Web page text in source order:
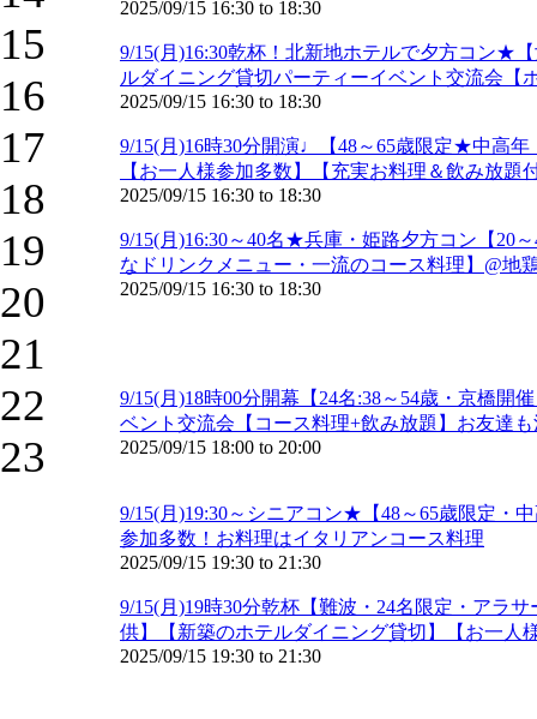
15
16
17
18
19
20
21
22
23
2025/09/15 16:30 to 18:30
9/15(月)16:30乾杯！北新地ホテルで夕方コン★
ルダイニング貸切パーティーイベント交流会【
2025/09/15 16:30 to 18:30
9/15(月)16時30分開演♩【48～65歳限定★中高
【お一人様参加多数】【充実お料理＆飲み放題
2025/09/15 16:30 to 18:30
9/15(月)16:30～40名★兵庫・姫路夕方コン【20
なドリンクメニュー・一流のコース料理】@地
2025/09/15 16:30 to 18:30
9/15(月)18時00分開幕【24名:38～54歳・京橋
ベント交流会【コース料理+飲み放題】お友達
2025/09/15 18:00 to 20:00
9/15(月)19:30～シニアコン★【48～65歳限定
参加多数！お料理はイタリアンコース料理
2025/09/15 19:30 to 21:30
9/15(月)19時30分乾杯【難波・24名限定・アラ
供】【新築のホテルダイニング貸切】【お一人
2025/09/15 19:30 to 21:30